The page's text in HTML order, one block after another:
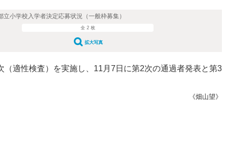
立小学校入学者決定応募状況（一般枠募集）
全 2 枚
拡大写真
適性検査）を実施し、11月7日に第2次の通過者発表と第3
《畑山望》